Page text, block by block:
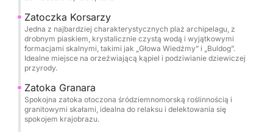
pozwala zachować jej naturalne piękno), a Santa
Marią, z jej turkusowymi wodami, idealnymi na
kąpiel lub nurkowanie.
W ciągu dnia możesz cieszyć się słońcem na
pokładzie, pływać w ukrytych zatoczkach, a jeśli
zechcesz, wziąć udział w manewrach żeglarskich,
aby w pełni cieszyć się żeglarską atmosferą. Na
Zatoczka Korsarzy
Jedna z najbardziej charakterystycznych plaż archipelagu, z
drobnym piaskiem, krystalicznie czystą wodą i wyjątkowymi
formacjami skalnymi, takimi jak „Głowa Wiedźmy” i „Buldog”.
Idealne miejsce na orzeźwiającą kąpiel i podziwianie dziewiczej
przyrody.
Zatoka Granara
Spokojna zatoka otoczona śródziemnomorską roślinnością i
granitowymi skałami, idealna do relaksu i delektowania się
spokojem krajobrazu.